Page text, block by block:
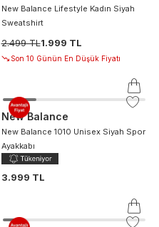
New Balance Lifestyle Kadın Siyah
Sweatshirt
2.499 TL1.999 TL
Son 10 Günün En Düşük Fiyatı
New Balance
New Balance 1010 Unisex Siyah Spor
Ayakkabı
3.999 TL